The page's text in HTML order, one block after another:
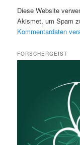
Diese Website
Akismet, um Spam
Kommentardaten
FORSCHERGEIST